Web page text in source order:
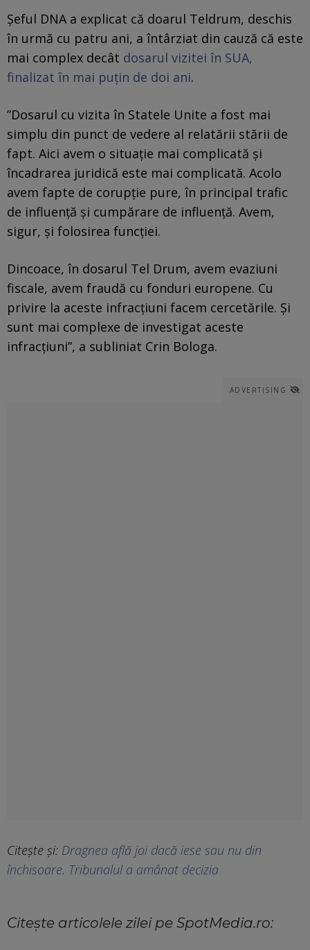
Șeful DNA a explicat că doarul Teldrum, deschis
în urmă cu patru ani, a întârziat din cauză că este
mai complex decât dosarul vizitei în SUA,
finalizat în mai puțin de doi ani.
”Dosarul cu vizita în Statele Unite a fost mai
simplu din punct de vedere al relatării stării de
fapt. Aici avem o situație mai complicată și
încadrarea juridică este mai complicată. Acolo
avem fapte de corupție pure, în principal trafic
de influență și cumpărare de influență. Avem,
sigur, și folosirea funcției.
Dincoace, în dosarul Tel Drum, avem evaziuni
fiscale, avem fraudă cu fonduri europene. Cu
privire la aceste infracțiuni facem cercetările. Și
sunt mai complexe de investigat aceste
infracțiuni”, a subliniat Crin Bologa.
ADVERTISING
Citește și: Dragnea află joi dacă iese sau nu din
închisoare. Tribunalul a amânat decizia
Citește articolele zilei pe SpotMedia.ro: